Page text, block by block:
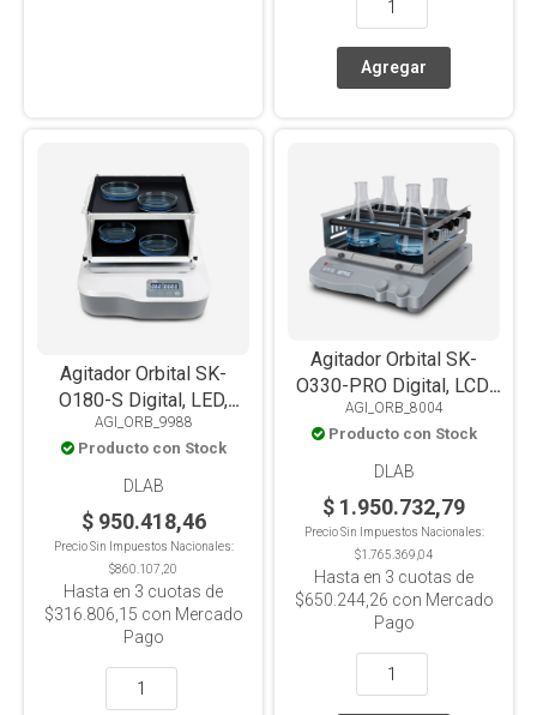
Agitador Orbital SK-
O180-S Digital, LED,
Multifuncional, Con
Timer, Plataforma Doble
Antideslizante, 2kg
AGI_ORB_9988
Producto con Stock
DLAB
$ 950.418,46
Precio Sin Impuestos Nacionales:
$860.107,20
Hasta en 3 cuotas de
$316.806,15 con Mercado
Pago
Agitador Orbital SK-
O330-PRO Digital, LCD,
Con Timer, Plataforma 4
Barras, 7.5kg
AGI_ORB_8004
Producto con Stock
DLAB
$ 1.950.732,79
Precio Sin Impuestos Nacionales:
$1.765.369,04
Hasta en 3 cuotas de
$650.244,26 con Mercado
Pago